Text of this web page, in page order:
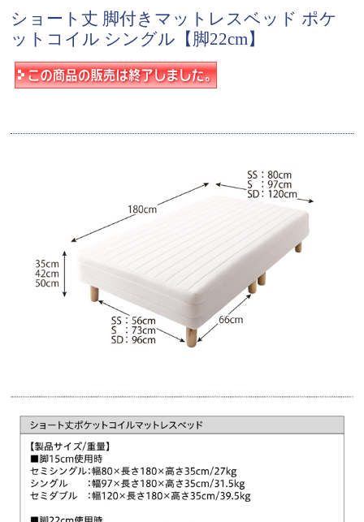
ショート丈 脚付きマットレスベッド ポケ
ットコイル シングル【脚22cm】